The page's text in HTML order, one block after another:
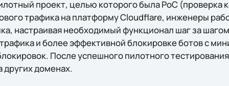
проект, целью которого была PoC (проверка
трафика на платформу Cloudflare, инженеры
настраивая необходимый функционал шаг за
и более эффективной блокировке ботов с
После успешного пилотного
доменах.